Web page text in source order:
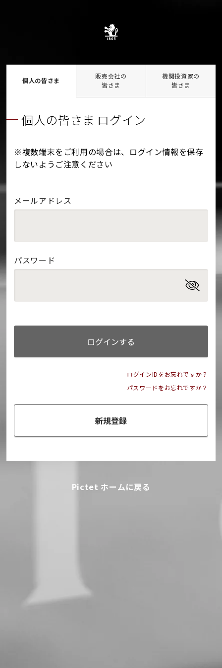
個人の皆さま
販売会社の
皆さま
機関投資家の
皆さま
個人の皆さま ログイン
※複数端末をご利用の場合は、ログイン情報を保存
しないようご注意ください
メールアドレス
パスワード
ログインする
ログインIDをお忘れですか？
パスワードをお忘れですか？
新規登録
Pictet ホームに戻る